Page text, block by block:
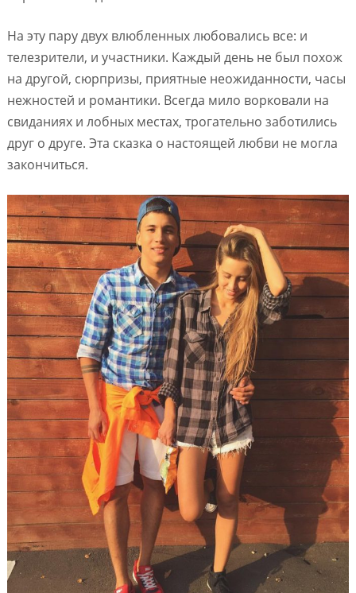
На эту пару двух влюбленных любовались все: и
телезрители, и участники. Каждый день не был похож
на другой, сюрпризы, приятные неожиданности, часы
нежностей и романтики. Всегда мило ворковали на
свиданиях и лобных местах, трогательно заботились
друг о друге. Эта сказка о настоящей любви не могла
закончиться.